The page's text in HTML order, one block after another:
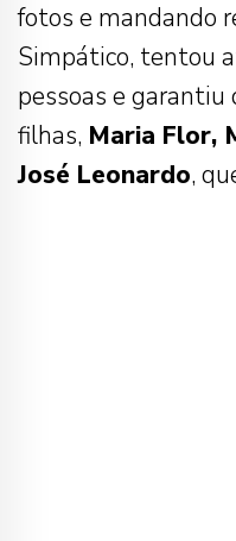
fotos e mandando
Simpático, tentou
pessoas e garantiu
filhas, Maria Flor,
José Leonardo,